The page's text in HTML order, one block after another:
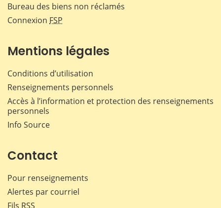
Bureau des biens non réclamés
Connexion FSP
Mentions légales
Conditions d’utilisation
Renseignements personnels
Accès à l’information et protection des renseignements
personnels
Info Source
Contact
Pour renseignements
Alertes par courriel
Fils RSS